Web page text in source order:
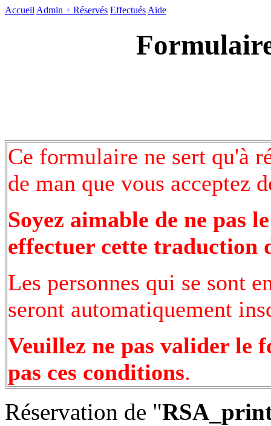
Accueil Admin + Réservés Effectués Aide
Ce formulaire ne sert qu'à
de man que vous acceptez
Soyez aimable de ne pas
effectuer cette traduction
Les personnes qui se sont
seront automatiquement
Veuillez ne pas valider le
pas ces conditions.
Réservation de "